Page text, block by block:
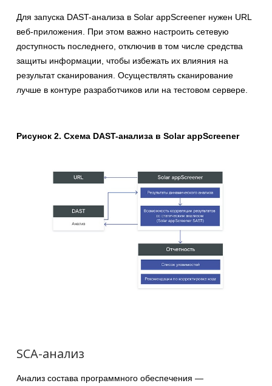
Для запуска DAST-анализа в Solar appScreener нужен URL
веб-приложения. При этом важно настроить сетевую
доступность последнего, отключив в том числе средства
защиты информации, чтобы избежать их влияния на
результат сканирования. Осуществлять сканирование
лучше в контуре разработчиков или на тестовом сервере.
Рисунок 2. Схема DAST-анализа в Solar appScreener
SCA-анализ
Анализ состава программного обеспечения —